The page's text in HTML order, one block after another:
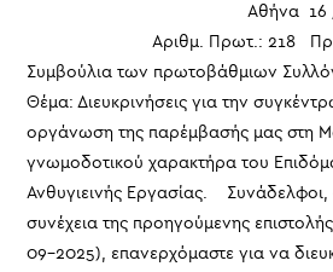
Αθήνα 16 /
Αριθμ. Πρωτ.: 218 Προς Τα
Συμβούλια των πρωτοβάθμιων
Θέμα: Διευκρινήσεις για την
οργάνωση της παρέμβασής μας στη
γνωμοδοτικού χαρακτήρα του
Ανθυγιεινής Εργασίας.
συνέχεια της προηγούμενης
09-2025), επανερχόμαστε για να